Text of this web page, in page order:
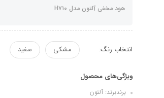
هود مخفی آلتون مدل H۷۱۰
انتخاب رنگ: مشکی سفید
ویژگی‌های محصول
برندبرند: آلتون